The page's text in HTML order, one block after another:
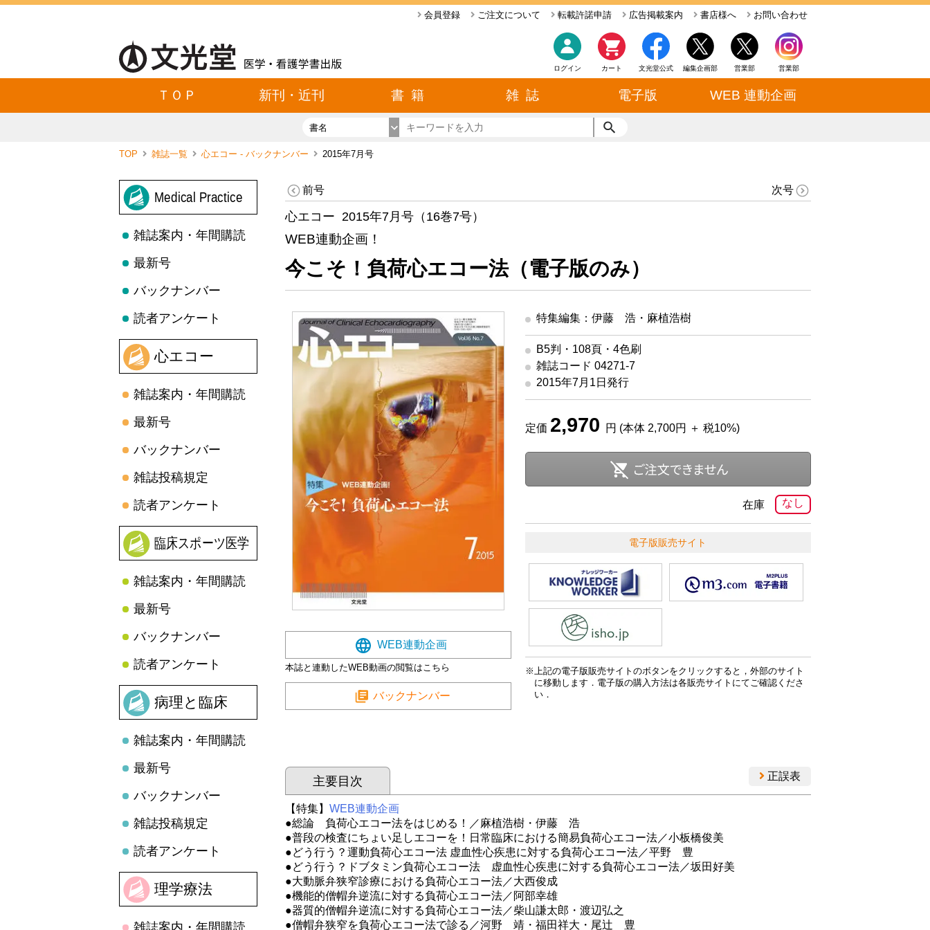
お問い合わせ
書店様へ
広告掲載案内
転載許諾申請
ご注文について
会員登録
営業部
営業部
編集企画部
文光堂公式
カート
ログイン
ＴＯＰ 新刊・近刊 書 籍 雑 誌 電子版 WEB 連動企画
書名
TOP 雑誌一覧 心エコー - バックナンバー 2015年7月号
Medical Practice
雑誌案内・年間購読
最新号
バックナンバー
読者アンケート
心エコー
雑誌案内・年間購読
最新号
バックナンバー
雑誌投稿規定
読者アンケート
臨床スポーツ医学
雑誌案内・年間購読
最新号
バックナンバー
読者アンケート
病理と臨床
雑誌案内・年間購読
最新号
バックナンバー
雑誌投稿規定
読者アンケート
理学療法
雑誌案内・年間購読
前号 次号
心エコー 2015年7月号（16巻7号）
WEB連動企画！
今こそ！負荷心エコー法（電子版のみ）
WEB連動企画
本誌と連動したWEB動画の閲覧はこちら
バックナンバー
特集編集：伊藤 浩・麻植浩樹
B5判・108頁・4色刷
雑誌コード 04271-7
2015年7月1日発行
定価 2,970 円 (本体 2,700円 ＋ 税10%)
なし
在庫
電子版販売サイト
上記の電子版販売サイトのボタンをクリックすると，外部のサイト
に移動します．電子版の購入方法は各販売サイトにてご確認くださ
い．
正誤表
主要目次
【特集】 WEB連動企画
●総論 負荷心エコー法をはじめる！／麻植浩樹・伊藤 浩
●普段の検査にちょい足しエコーを！日常臨床における簡易負荷心エコー法／小板橋俊美
●どう行う？運動負荷心エコー法 虚血性心疾患に対する負荷心エコー法／平野 豊
●どう行う？ドブタミン負荷心エコー法 虚血性心疾患に対する負荷心エコー法／坂田好美
●大動脈弁狭窄診療における負荷心エコー法／大西俊成
●機能的僧帽弁逆流に対する負荷心エコー法／阿部幸雄
●器質的僧帽弁逆流に対する負荷心エコー法／柴山謙太郎・渡辺弘之
●僧帽弁狭窄を負荷心エコー法で診る／河野 靖・福田祥大・尾辻 豊